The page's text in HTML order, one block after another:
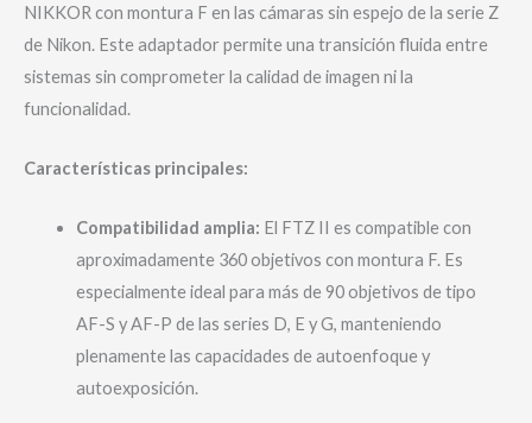
NIKKOR con montura F en las cámaras sin espejo de la serie Z
de Nikon. Este adaptador permite una transición fluida entre
sistemas sin comprometer la calidad de imagen ni la
funcionalidad.
Características principales:
Compatibilidad amplia: El FTZ II es compatible con
aproximadamente 360 objetivos con montura F. Es
especialmente ideal para más de 90 objetivos de tipo
AF-S y AF-P de las series D, E y G, manteniendo
plenamente las capacidades de autoenfoque y
autoexposición.